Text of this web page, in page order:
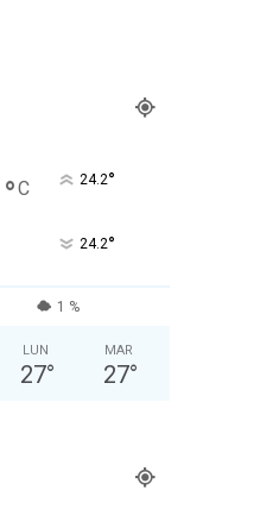
°C 24.2°
24.2°
1 %
LUN
27°
MAR
27°